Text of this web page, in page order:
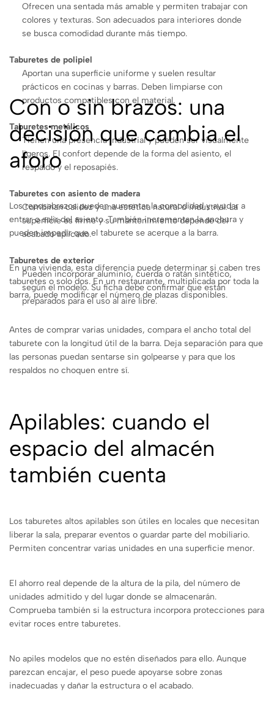
Ofrecen una sentada más amable y permiten trabajar con
colores y texturas. Son adecuados para interiores donde
se busca comodidad durante más tiempo.
Taburetes de polipiel
Aportan una superficie uniforme y suelen resultar
prácticos en cocinas y barras. Deben limpiarse con
productos compatibles con el material.
Taburetes metálicos
Tienen una presencia industrial y pueden ser visualmente
ligeros. El confort depende de la forma del asiento, el
respaldo y el reposapiés.
Taburetes con asiento de madera
Combinan calidez y una estética natural o industrial. La
superficie es firme y su mantenimiento depende del
acabado aplicado.
Taburetes de exterior
Pueden incorporar aluminio, cuerda o ratán sintético,
según el modelo. Su ficha debe confirmar que están
preparados para el uso al aire libre.
Con o sin brazos: una
decisión que cambia el
aforo
Los reposabrazos pueden aumentar la comodidad y ayudar a
entrar o salir del asiento. También incrementan la anchura y
pueden impedir que el taburete se acerque a la barra.
En una vivienda, esta diferencia puede determinar si caben tres
taburetes o solo dos. En un restaurante, multiplicada por toda la
barra, puede modificar el número de plazas disponibles.
Antes de comprar varias unidades, compara el ancho total del
taburete con la longitud útil de la barra. Deja separación para que
las personas puedan sentarse sin golpearse y para que los
respaldos no choquen entre sí.
Apilables: cuando el
espacio del almacén
también cuenta
Los taburetes altos apilables son útiles en locales que necesitan
liberar la sala, preparar eventos o guardar parte del mobiliario.
Permiten concentrar varias unidades en una superficie menor.
El ahorro real depende de la altura de la pila, del número de
unidades admitido y del lugar donde se almacenarán.
Comprueba también si la estructura incorpora protecciones para
evitar roces entre taburetes.
No apiles modelos que no estén diseñados para ello. Aunque
parezcan encajar, el peso puede apoyarse sobre zonas
inadecuadas y dañar la estructura o el acabado.